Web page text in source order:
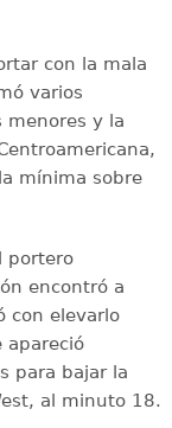
con la mala
varios
menores y la
mínima sobre
portero
encontró a
con elevarlo
apareció
para bajar la
al minuto 18.